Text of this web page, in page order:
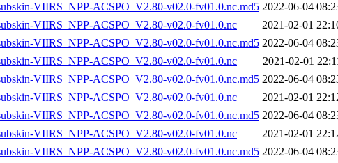
VIIRS_NPP-ACSPO_V2.80-v02.0-fv01.0.nc.md5 2022-06-04
VIIRS_NPP-ACSPO_V2.80-v02.0-fv01.0.nc
2021-02-01
VIIRS_NPP-ACSPO_V2.80-v02.0-fv01.0.nc.md5 2022-06-04
VIIRS_NPP-ACSPO_V2.80-v02.0-fv01.0.nc
2021-02-01
VIIRS_NPP-ACSPO_V2.80-v02.0-fv01.0.nc.md5 2022-06-04
VIIRS_NPP-ACSPO_V2.80-v02.0-fv01.0.nc
2021-02-01
VIIRS_NPP-ACSPO_V2.80-v02.0-fv01.0.nc.md5 2022-06-04
VIIRS_NPP-ACSPO_V2.80-v02.0-fv01.0.nc
2021-02-01
VIIRS_NPP-ACSPO_V2.80-v02.0-fv01.0.nc.md5 2022-06-04